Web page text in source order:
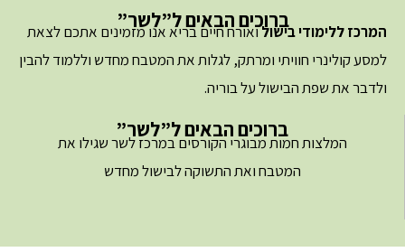
ברוכים הבאים ל”לשר”המרכז ללימודי בישולואורח חיים בריא אנו מזמינים אתכם לצאת
למסע קולינרי חוויתי ומרתק, לגלות את המטבח מחדש וללמוד להבין
ולדבר את שפת הבישול על בוריה.
ברוכים הבאים ל”לשר”
המלצות חמות מבוגרי הקורסים במרכז לשר שגילו את
המטבח ואת התשוקה לבישול מחדש